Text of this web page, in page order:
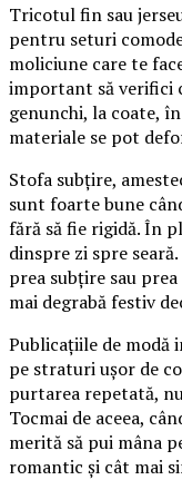
Tricotul fin sau
pentru seturi
moliciune care te
important să verifici
genunchi, la coate,
materiale se pot
Stofa subțire,
sunt foarte bune
fără să fie rigidă. În
dinspre zi spre
prea subțire sau
mai degrabă festiv
Publicațiile de modă
pe straturi ușor de
purtarea repetată,
Tocmai de aceea,
merită să pui mâna
romantic și cât mai